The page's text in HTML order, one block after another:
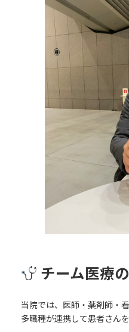
チーム医療
当院では、医師・薬剤師・
多職種が連携して患者さんを